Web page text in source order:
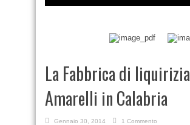
La Fabbrica di liquirizia
Amarelli in Calabria
Gennaio 30, 2014 1 Commento